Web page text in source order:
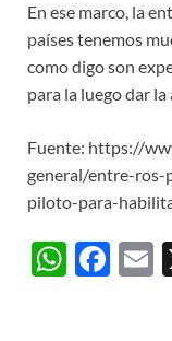
En ese marco, la
países tenemos
como digo son
para la luego dar
Fuente: https://
general/entre-ros-
piloto-para-
W F